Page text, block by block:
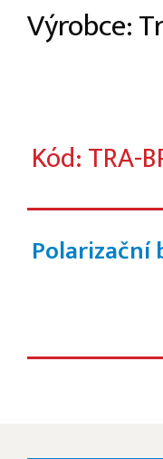
Výrobce:
Kód: TRA-
Polarizační